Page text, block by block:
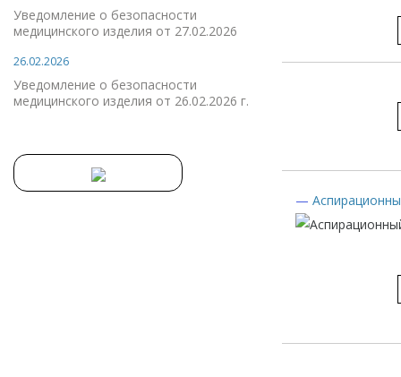
Уведомление о безопасности
медицинского изделия от 27.02.2026
26.02.2026
Уведомление о безопасности
медицинского изделия от 26.02.2026 г.
—